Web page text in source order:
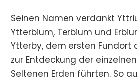
Seinen Namen verdankt
Ytterbium, Terbium und
Ytterby, dem ersten Fundort
zur Entdeckung der
Seltenen Erden führten. So